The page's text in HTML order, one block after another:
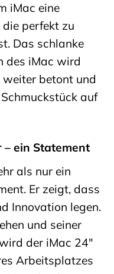
iMac eine
perfekt zu
Das schlanke
des iMac wird
weiter betont und
auf
– ein Statement
als nur ein
Er zeigt, dass
Innovation legen.
und seiner
der iMac 24″
Arbeitsplatzes